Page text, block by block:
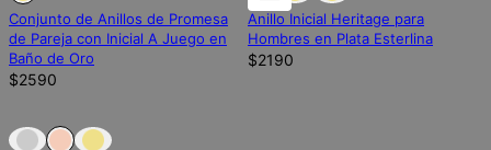
Conjunto de Anillos de Promesa
de Pareja con Inicial A Juego en
Baño de Oro
$2590
Anillo Inicial Heritage para
Hombres en Plata Esterlina
$2190
Fuera de stock